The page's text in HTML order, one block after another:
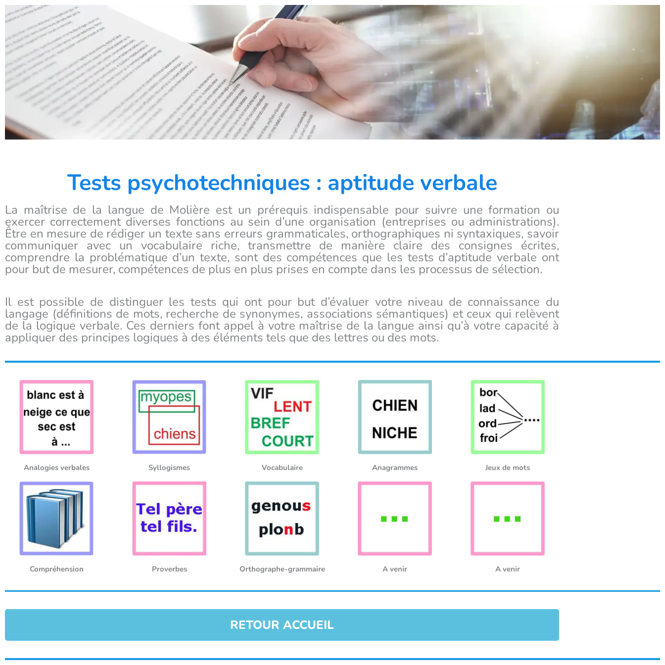
Tests psychotechniques : aptitude verbale
La maîtrise de la langue de Molière est un prérequis indispensable pour suivre une formation ou
exercer correctement diverses fonctions au sein d’une organisation (entreprises ou administrations).
Être en mesure de rédiger un texte sans erreurs grammaticales, orthographiques ni syntaxiques, savoir
communiquer avec un vocabulaire riche, transmettre de manière claire des consignes écrites,
comprendre la problématique d’un texte, sont des compétences que les tests d’aptitude verbale ont
pour but de mesurer, compétences de plus en plus prises en compte dans les processus de sélection.
Il est possible de distinguer les tests qui ont pour but d’évaluer votre niveau de connaissance du
langage (définitions de mots, recherche de synonymes, associations sémantiques) et ceux qui relèvent
de la logique verbale. Ces derniers font appel à votre maîtrise de la langue ainsi qu’à votre capacité à
appliquer des principes logiques à des éléments tels que des lettres ou des mots.
Analogies verbales Syllogismes Vocabulaire Anagrammes Jeux de mots
Compréhension Proverbes Orthographe-grammaire A venir A venir
RETOUR ACCUEIL